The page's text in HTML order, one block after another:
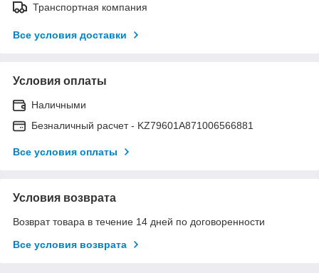
Транспортная компания
Все условия доставки
Условия оплаты
Наличными
Безналичный расчет - KZ79601A871006566881
Все условия оплаты
Условия возврата
Возврат товара в течение 14 дней по договоренности
Все условия возврата